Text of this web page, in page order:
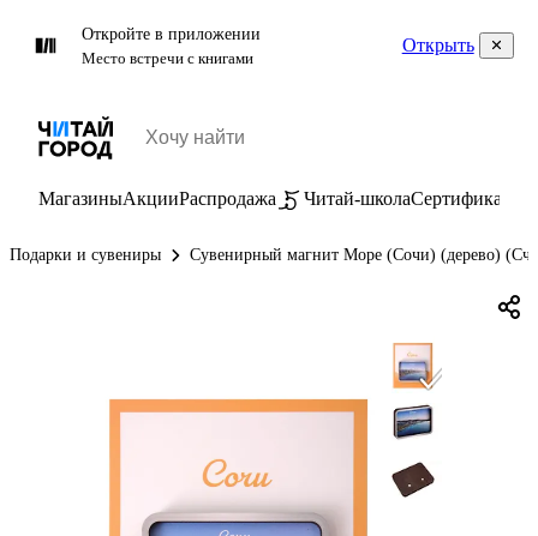
Откройте в приложении
Место встречи с книгами
Открыть
МагазиныАкцииРаспродажа Читай-школаСертификаты
Подарки и сувениры Сувенирный магнит Море (Сочи) (дерево)